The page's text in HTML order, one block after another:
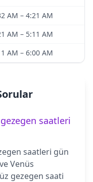
AM – 4:21 AM
AM – 5:11 AM
AM – 6:00 AM
saatleri
saatleri gün
Venüs
gezegen saati